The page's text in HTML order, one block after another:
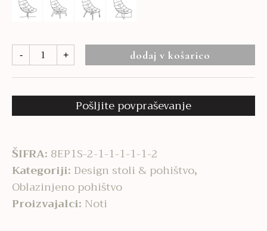
- Mishell
soft
počivalnik
količina
+ dodaj v košarico
Pošljite povpraševanje
ŠIFRA: 8EP1S-2-1-1-1-1-1-2
Kategoriji: Design stoli & pohištvo,
Oblazinjeno pohištvo
Proizvajalci: Noti